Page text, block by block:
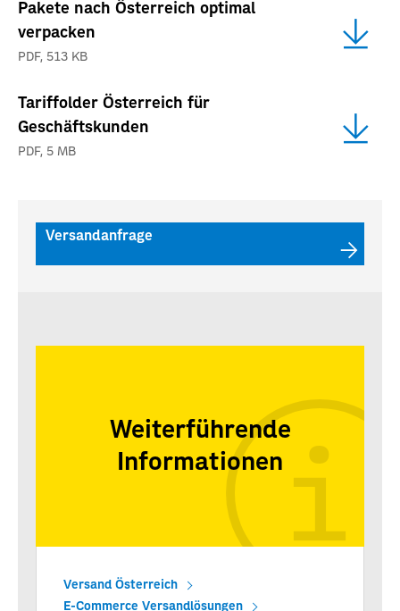
Pakete nach Österreich optimal
verpacken
PDF, 513 KB
Tariffolder Österreich für
Geschäftskunden
PDF, 5 MB
Versandanfrage
Weiterführende
Informationen
Versand Österreich
E-Commerce Versandlösungen